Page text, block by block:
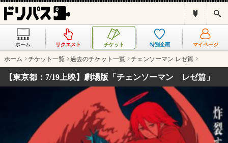
ス
は
ホーム リクエスト チケット 特別企画 マイページ
ホーム チケット一覧 過去のチケット一覧 チェンソーマン レゼ篇
【東京都：7/19上映】劇場版「チェンソーマン レゼ篇」